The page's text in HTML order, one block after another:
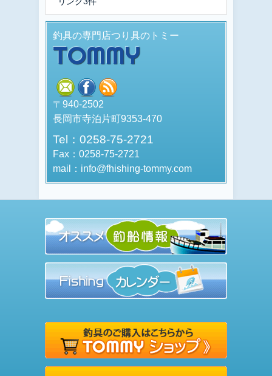
釣具の専門店つり具のトミー
TOMMY
mail facebook
〒940-2502
長岡市寺泊片町9353-470
Tel：0258-75-2721
Fax：0258-75-2721
mail：info@fhishing-tommy.com